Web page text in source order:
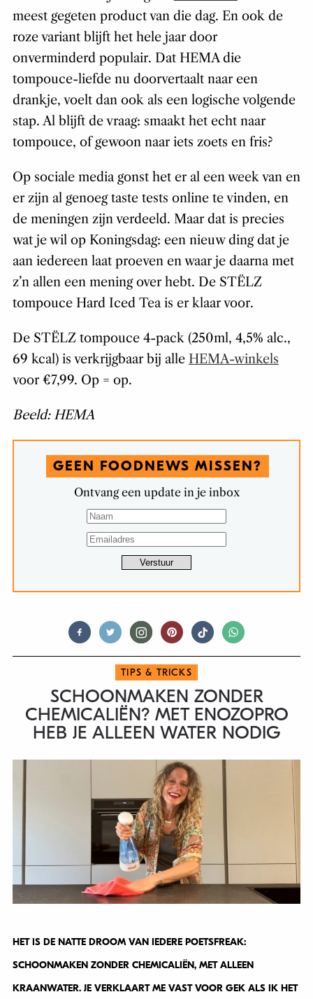
meest gegeten product van die dag. En ook de
roze variant blijft het hele jaar door
onverminderd populair. Dat HEMA die
tompouce-liefde nu doorvertaalt naar een
drankje, voelt dan ook als een logische volgende
stap. Al blijft de vraag: smaakt het echt naar
tompouce, of gewoon naar iets zoets en fris?
Op sociale media gonst het er al een week van en
er zijn al genoeg taste tests online te vinden, en
de meningen zijn verdeeld. Maar dat is precies
wat je wil op Koningsdag: een nieuw ding dat je
aan iedereen laat proeven en waar je daarna met
z’n allen een mening over hebt. De STËLZ
tompouce Hard Iced Tea is er klaar voor.
De STËLZ tompouce 4-pack (250ml, 4,5% alc.,
69 kcal) is verkrijgbaar bij alle HEMA-winkels
voor €7,99. Op = op.
Beeld: HEMA
GEEN FOODNEWS MISSEN?
Ontvang een update in je inbox
TIPS & TRICKS
SCHOONMAKEN ZONDER
CHEMICALIËN? MET ENOZOPRO
HEB JE ALLEEN WATER NODIG
HET IS DE NATTE DROOM VAN IEDERE POETSFREAK:
SCHOONMAKEN ZONDER CHEMICALIËN, MET ALLEEN
KRAANWATER. JE VERKLAART ME VAST VOOR GEK ALS IK HET